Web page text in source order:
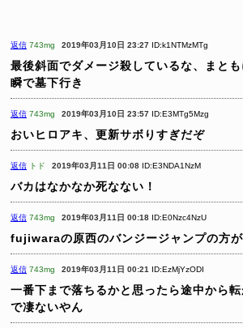
返信 743mg 2019年03月10日 23:27 ID:k1NTMzMTg
最後斜面でダメージ殺しているな、まと
瞬で墓下行き
返信 743mg 2019年03月10日 23:57 ID:E3MTg5Mzg
おいヒロアキ、更新サボりすぎだぞ
返信 トド 2019年03月11日 00:08 ID:E3NDA1NzM
バカはなかなか死なない！
返信 743mg 2019年03月11日 00:18 ID:E0Nzc4NzU
fujiwaraの原西のバンジージャンプの方
返信 743mg 2019年03月11日 00:21 ID:EzMjYzODI
一番下まで落ちるかと思ったら途中から
で凄ないやん